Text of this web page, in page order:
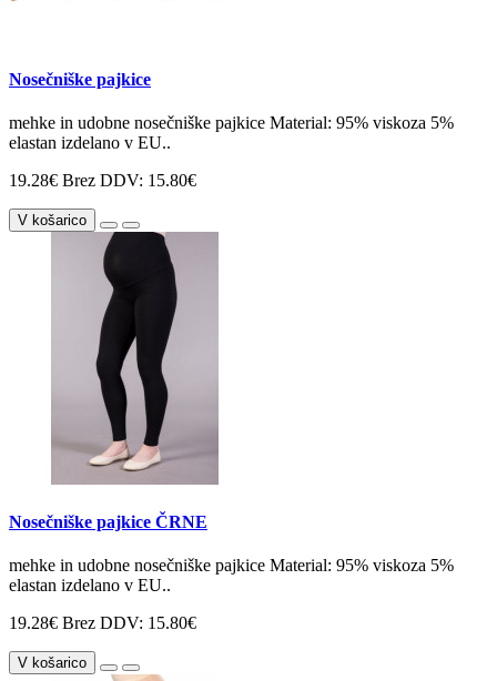
Nosečniške pajkice
mehke in udobne nosečniške pajkice Material: 95% viskoza 5%
elastan izdelano v EU..
19.28€ Brez DDV: 15.80€
V košarico
Nosečniške pajkice ČRNE
mehke in udobne nosečniške pajkice Material: 95% viskoza 5%
elastan izdelano v EU..
19.28€ Brez DDV: 15.80€
V košarico